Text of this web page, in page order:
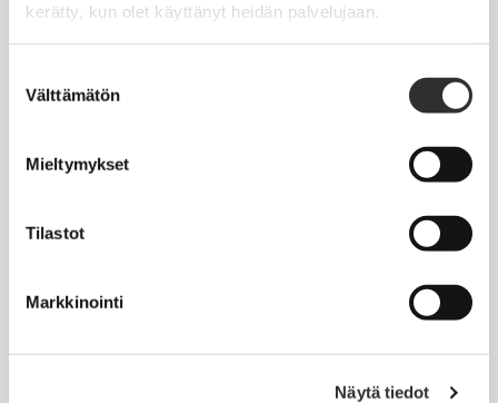
kerätty, kun olet käyttänyt heidän palvelujaan.
valinta
Välttämätön
Mieltymykset
Tilastot
Markkinointi
Näytä tiedot
Työnhaku
KirVESTES 2025-2028, KJTES sekä muut työ- ja
Palkkaus
Työttömyys ja lomautukset